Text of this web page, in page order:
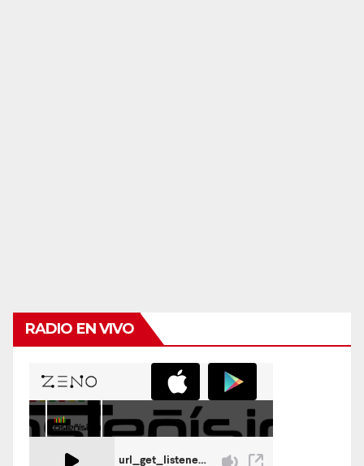
RADIO EN VIVO